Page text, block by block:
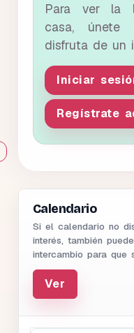
Para ver la
casa,
disfruta de un
Iniciar
Regístrate
Calendario
Si el calendario no
interés, también
intercambio para que
Ver